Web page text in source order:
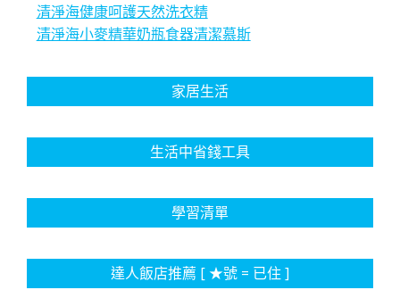
清淨海健康呵護天然洗衣精
清淨海小麥精華奶瓶食器清潔慕斯
家居生活
生活中省錢工具
學習清單
達人飯店推薦 [ ★號 = 已住 ]